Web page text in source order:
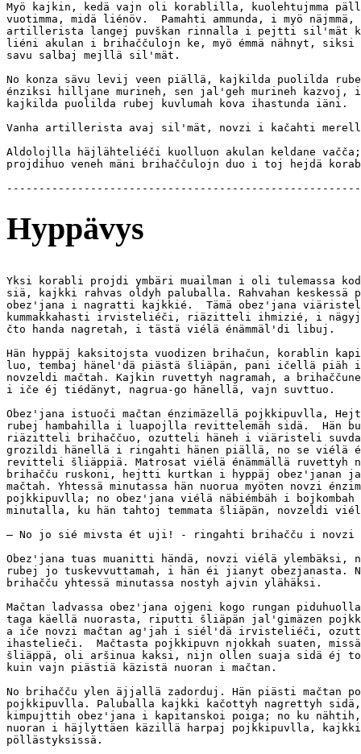
Myö kajkin, kedä vajn oli korablilla, kuolehtujmma
vuotimma, midä liénöv.  Pamahti ammunda, i myö näjmmä,
artillerista langej puvškan rinnalla i pejtti sil'mät
liéni akulan i brihaččulojn ke, myö émmä nähnyt, siksi
savu salbaj mejllä sil'mät.
No konza sävu levij veen piällä, kajkilda puolilda
énziksi hilljane murineh, sen jal'geh murineh kazvoj,
kajkilda puolilda rubej kuvlumah kova ihastunda iäni.
Vanha artillerista avaj sil'mät, novzi i kačahti
Aldolojlla häjlähteliéči kuolluon akulan keldane vačča;
projdihuo veneh mäni brihaččulojn duo i toj hejdä
Hyppävys
Yksi korabli projdi ymbäri muailman i oli tulemassa
siä, kajkki rahvas oldyh paluballa. Rahvahan keskessä
obez'jana i nagratti kajkkié.  Tämä obez'jana
kummakkahasti irvisteliéči, riäzitteli ihmizié, i
čto handa nagretah, i tästä viélä énämmäl'di libuj.
Hän hyppäj kaksitojsta vuodizen brihačun, korablin
luo, tembaj hänel'dä piästä šliäpän, pani ičellä piäh
novzeldi mačtah. Kajkin ruvettyh nagramah, a
i iče éj tiédänyt, nagrua-go hänellä, vajn suvttuo.
Obez'jana istuoči mačtan énzimäzellä pojkkipuvlla,
rubej hambahilla i luapojlla revittelemäh sidä.  Hän
riäzitteli brihaččuo, ozutteli häneh i viäristeli
grozildi hänellä i ringahti hänen piällä, no se viélä
revitteli šliäppiä. Matrosat viélä énämmällä ruvettyh
brihačču ruskoni, hejtti kurtkan i hyppäj obez'janan
mačtah. Yhtessä minutassa hän nuorua myöten novzi
pojkkipuvlla; no obez'jana viélä näbiémbäh i
minutalla, ku hän tahtoj temmata šliäpän, novzeldi
— No jo sié mivsta ét uji! - ringahti brihačču i novzi
Obez'jana tuas muanitti händä, novzi viélä ylembäksi,
rubej jo tuskevvuttamah, i hän éi jianyt obezjanasta.
brihačču yhtessä minutassa nostyh ajvin ylähäksi.
Mačtan ladvassa obez'jana ojgeni kogo rungan
taga käellä nuorasta, riputti šliäpän jal'gimäzen
a iče novzi mačtan ag'jah i siél'dä irvisteliéči,
ihastelieči.  Mačtasta pojkkipuvn njokkah suaten,
šliäppä, oli aršinua kaksi, nijn ollen suaja sidä éj
kuin vajn piästiä käzistä nuoran i mačtan.
No brihačču ylen äjjallä zadorduj. Hän piästi mačtan
pojkkipuvlla. Paluballa kajkki kačottyh nagrettyh sidä,
kimpujttih obez'jana i kapitanskoi poiga; no ku
nuoran i häjlyttäen käzillä harpaj pojkkipuvlla,
pöllästyksissä.